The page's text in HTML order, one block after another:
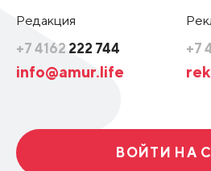
Редакция
+7 4162 222 744
info@amur.life
+7
ВОЙТИ НА